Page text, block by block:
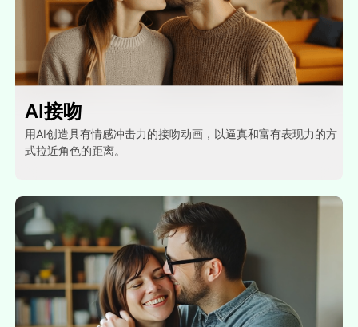
AI接吻
用AI创造具有情感冲击力的接吻动画，以逼真和富有表现力的方
式拉近角色的距离。